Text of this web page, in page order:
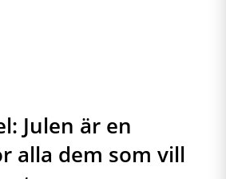
Julen är en
alla dem som vill